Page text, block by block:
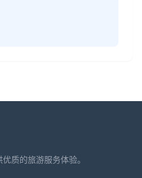
质的旅游服务体验。